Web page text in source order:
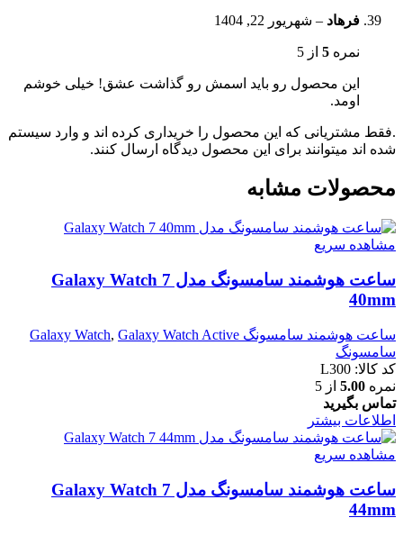
فرهاد – شهریور 22, 1404
نمره 5 از 5
این محصول رو باید اسمش رو گذاشت عشق! خیلی خوشم
اومد.
.فقط مشتریانی که این محصول را خریداری کرده اند و وارد سیستم
شده اند میتوانند برای این محصول دیدگاه ارسال کنند.
محصولات مشابه
مشاهده سریع
ساعت هوشمند سامسونگ مدل Galaxy Watch 7
40mm
ساعت هوشمند سامسونگ Galaxy Watch , Galaxy Watch Active
سامسونگ
کد کالا: L300
نمره 5.00 از 5
تماس بگیرید
اطلاعات بیشتر
مشاهده سریع
ساعت هوشمند سامسونگ مدل Galaxy Watch 7
44mm